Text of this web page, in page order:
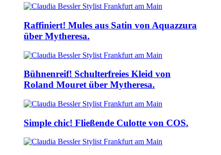
Raffiniert! Mules aus Satin von Aquazzura
über Mytheresa.
Bühnenreif! Schulterfreies Kleid von
Roland Mouret über Mytheresa.
Simple chic! Fließende Culotte von COS.